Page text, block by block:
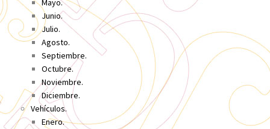
Mayo.
Junio.
Julio.
Agosto.
Septiembre.
Octubre.
Noviembre.
Diciembre.
Vehículos.
Enero.